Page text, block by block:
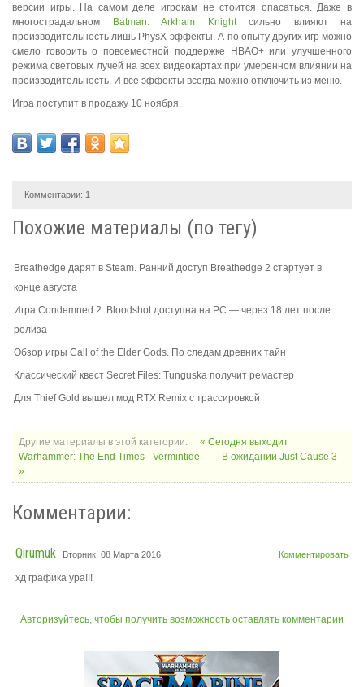
версии игры. На самом деле игрокам не стоится опасаться. Даже в
многострадальном
Batman: Arkham Knightсильно влияют на
производительность лишь PhysX-эффекты. А по опыту других игр можно
смело говорить о повсеместной поддержке HBAO+ или улучшенного
режима световых лучей на всех видеокартах при умеренном влиянии на
производительность. И все эффекты всегда можно отключить из меню.
Игра поступит в продажу 10 ноября.
Комментарии: 1
Похожие материалы (по тегу)
Breathedge дарят в Steam. Ранний доступ Breathedge 2 стартует в
конце августа
Игра Condemned 2: Bloodshot доступна на PC — через 18 лет после
релиза
Обзор игры Call of the Elder Gods. По следам древних тайн
Классический квест Secret Files: Tunguska получит ремастер
Для Thief Gold вышел мод RTX Remix с трассировкой
Другие материалы в этой категории:
« Сегодня выходит
Warhammer: The End Times - Vermintide
В ожидании Just Cause 3
»
Комментарии:
Комментировать
Qirumuk Вторник, 08 Марта 2016
хд графика ура!!!
Авторизуйтесь, чтобы получить возможность оставлять комментарии